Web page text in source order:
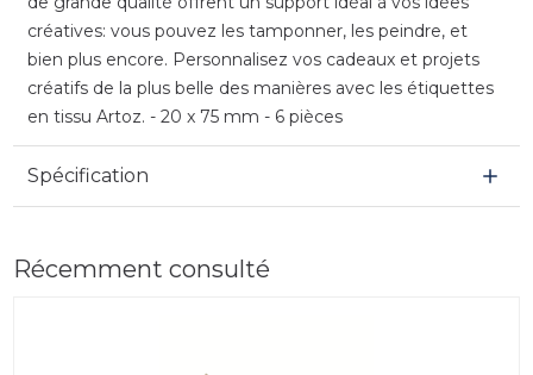
créatives: vous pouvez les tamponner, les peindre, et
bien plus encore. Personnalisez vos cadeaux et projets
créatifs de la plus belle des manières avec les étiquettes
en tissu Artoz. - 20 x 75 mm - 6 pièces
Spécification
Récemment consulté